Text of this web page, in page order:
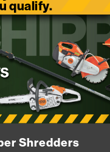
qualify.
Shredders